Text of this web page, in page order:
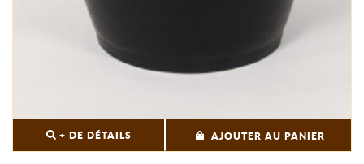
+ DE DÉTAILS AJOUTER AU PANIER